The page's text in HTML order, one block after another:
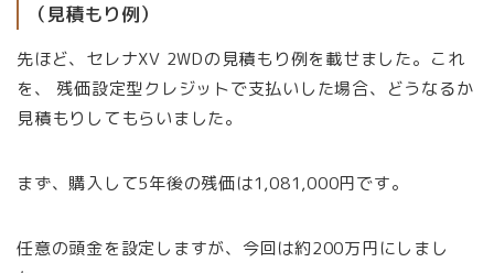
（見積もり例）
先ほど、セレナXV 2WDの見積もり例を載せました。これ
を、 残価設定型クレジットで支払いした場合、どうなるか
見積もりしてもらいました。
まず、購入して5年後の残価は1,081,000円です。
任意の頭金を設定しますが、今回は約200万円にしまし